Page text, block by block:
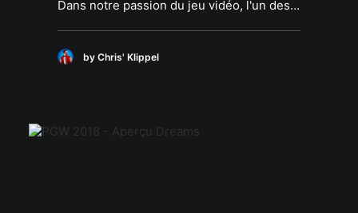
Dans notre passion du jeu vidéo, l'un des…
by Chris' Klippel